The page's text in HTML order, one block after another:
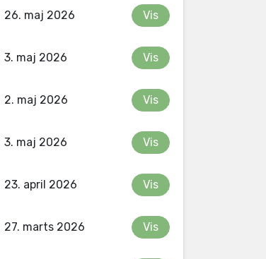
26. maj 2026 Vis
3. maj 2026 Vis
2. maj 2026 Vis
3. maj 2026 Vis
23. april 2026 Vis
27. marts 2026 Vis